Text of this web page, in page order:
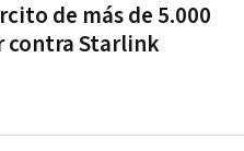
de más de 5.000
contra Starlink